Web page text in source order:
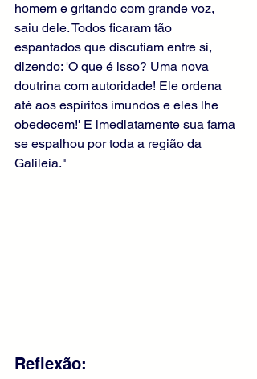
homem e gritando com grande voz,
saiu dele. Todos ficaram tão
espantados que discutiam entre si,
dizendo: 'O que é isso? Uma nova
doutrina com autoridade! Ele ordena
até aos espíritos imundos e eles lhe
obedecem!' E imediatamente sua fama
se espalhou por toda a região da
Galileia."
Reflexão: